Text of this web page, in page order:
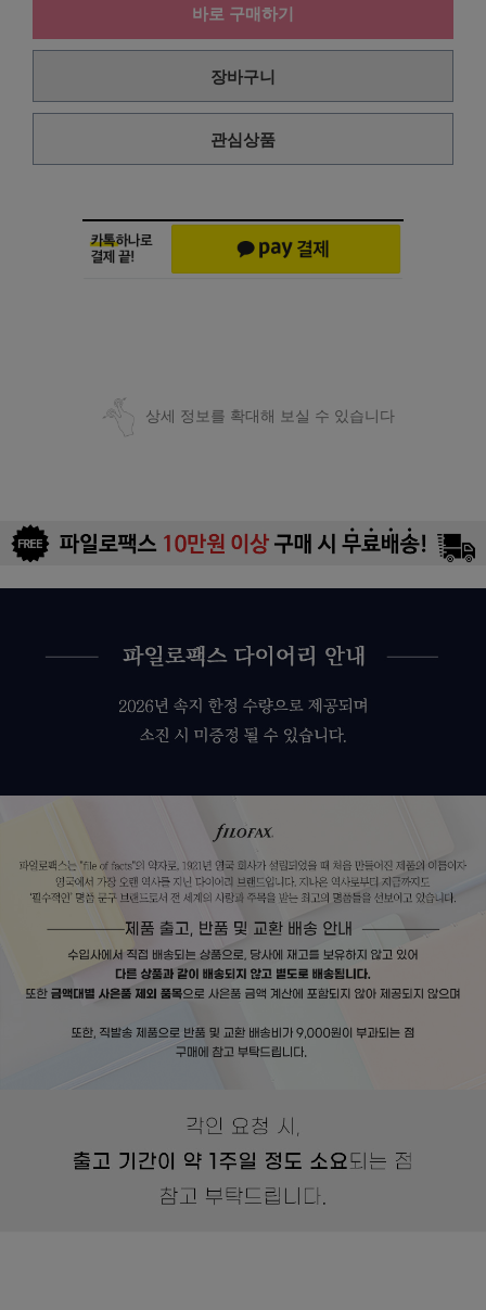
바로 구매하기
장바구니
관심상품
상세 정보를 확대해 보실 수 있습니다